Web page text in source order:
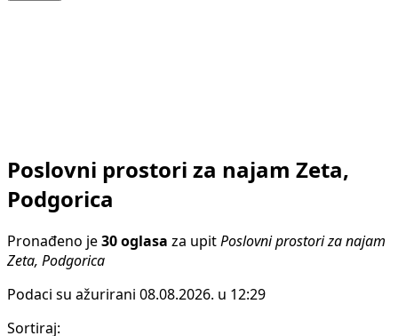
Poslovni prostori za najam Zeta,
Podgorica
Pronađeno je 30 oglasa za upit Poslovni prostori za najam
Zeta, Podgorica
Podaci su ažurirani 08.08.2026. u 12:29
Sortiraj: